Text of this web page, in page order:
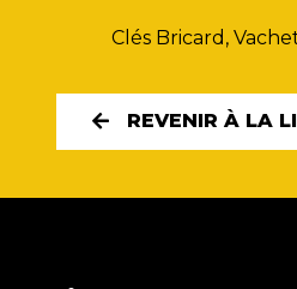
Clés Bricard,
REVENIR À LA